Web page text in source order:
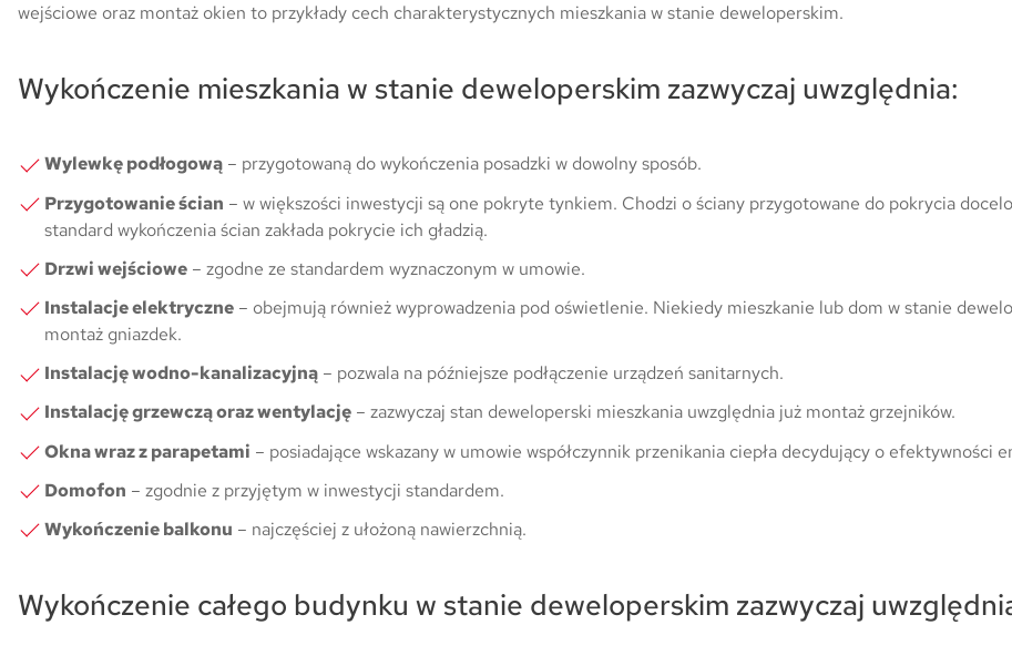
wejściowe oraz montaż okien to przykłady cech charakterystycznych mieszkania w stanie deweloperskim.
Wykończenie mieszkania w stanie deweloperskim zazwyczaj uwzględnia:
Wylewkę podłogową– przygotowaną do wykończenia posadzki w dowolny sposób.
Przygotowanie ścian – w większości inwestycji są one pokryte tynkiem. Chodzi o ściany przygotowane do pokrycia
standard wykończenia ścian zakłada pokrycie ich gładzią.
Drzwi wejściowe– zgodne ze standardem wyznaczonym w umowie.
Instalacje elektryczne– obejmują również wyprowadzenia pod oświetlenie. Niekiedy mieszkanie lub dom w stanie
montaż gniazdek.
Instalację wodno-kanalizacyjną– pozwala na późniejsze podłączenie urządzeń sanitarnych.
Instalację grzewczą oraz wentylację– zazwyczaj stan deweloperski mieszkania uwzględnia już montaż grzejników.
Okna wraz z parapetami – posiadające wskazany w umowie współczynnik przenikania ciepła decydujący o efektywności
Domofon – zgodnie z przyjętym w inwestycji standardem.
Wykończenie balkonu – najczęściej z ułożoną nawierzchnią.
Wykończenie całego budynku w stanie deweloperskim zazwyczaj